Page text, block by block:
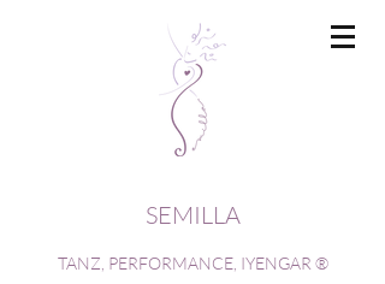
SEMILLA
TANZ, PERFORMANCE, IYENGAR ®